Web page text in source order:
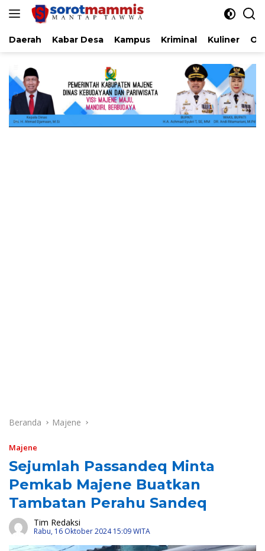
Langsung
Daerah Kabar Desa Kampus Kriminal Kuliner
Beranda Majene
Majene
Sejumlah Passandeq Minta
Pemkab Majene Buatkan
Tambatan Perahu Sandeq
Tim Redaksi
Rabu, 16 Oktober 2024 15:09 WITA